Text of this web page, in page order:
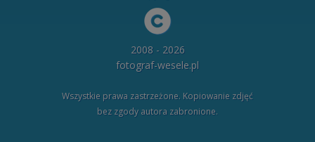
2008 - 2026
fotograf-wesele.pl
Wszystkie prawa zastrzeżone. Kopiowanie zdjęć
bez zgody autora zabronione.